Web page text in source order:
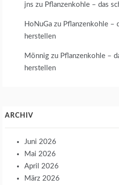
jns zu Pflanzenkohle – das
HoNuGa zu Pflanzenkohle –
herstellen
Mönnig zu Pflanzenkohle –
herstellen
ARCHIV
Juni 2026
Mai 2026
April 2026
März 2026